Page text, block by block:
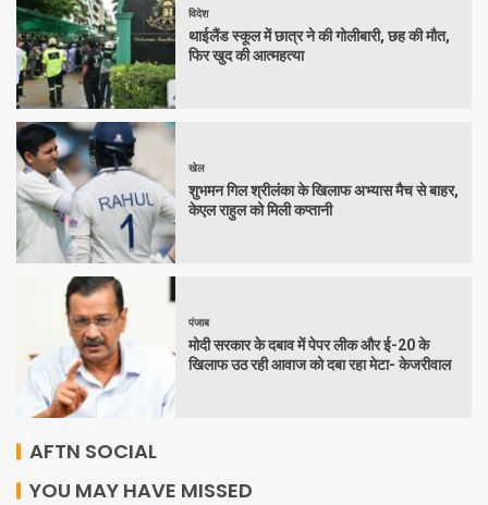
विदेश
थाईलैंड स्कूल में छात्र ने की गोलीबारी, छह की मौत,
फिर खुद की आत्महत्या
खेल
शुभमन गिल श्रीलंका के खिलाफ अभ्यास मैच से बाहर,
केएल राहुल को मिली कप्तानी
पंजाब
मोदी सरकार के दबाव में पेपर लीक और ई-20 के
खिलाफ उठ रही आवाज को दबा रहा मेटा- केजरीवाल
AFTN SOCIAL
YOU MAY HAVE MISSED